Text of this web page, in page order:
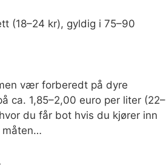
(18–24 kr), gyldig i 75–90
vær forberedt på dyre
ca. 1,85–2,00 euro per liter (22–
du får bot hvis du kjører inn
måten…